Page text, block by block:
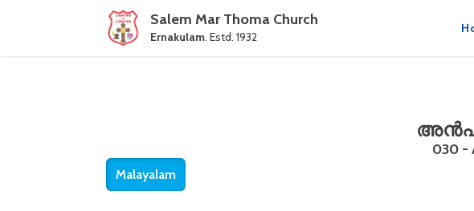
Salem Mar Thoma Church
Ernakulam. Estd. 1932
അൻപു
030 -
Malayalam